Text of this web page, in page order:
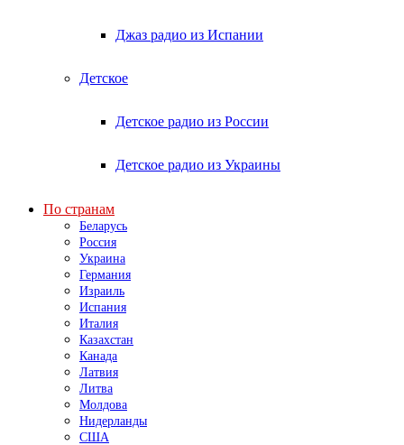
Джаз радио из Испании
Детское
Детское радио из России
Детское радио из Украины
По странам
Беларусь
Россия
Украина
Германия
Израиль
Испания
Италия
Казахстан
Канада
Латвия
Литва
Молдова
Нидерланды
США